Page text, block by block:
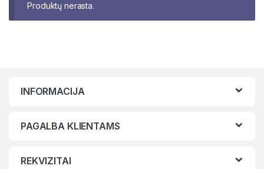
Produktų nerasta.
INFORMACIJA
PAGALBA KLIENTAMS
REKVIZITAI